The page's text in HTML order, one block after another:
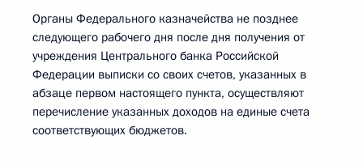
Органы Федерального казначейства не позднее
следующего рабочего дня после дня получения от
учреждения Центрального банка Российской
Федерации выписки со своих счетов, указанных в
абзаце первом настоящего пункта, осуществляют
перечисление указанных доходов на единые счета
соответствующих бюджетов.